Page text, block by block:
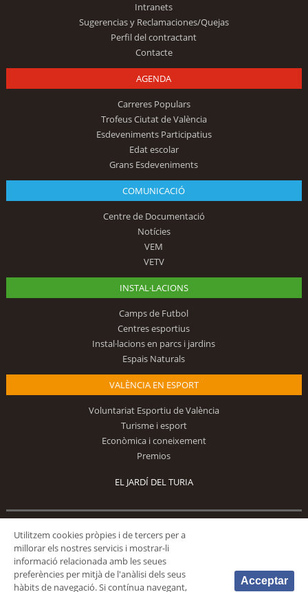
Intranets
Sugerencias y Reclamaciones/Quejas
Perfil del contractant
Contacte
AGENDA
Carreres Populars
Trofeus Ciutat de València
Esdeveniments Participatius
Edat escolar
Grans Esdeveniments
COMUNICACIÓ
Centre de Documentació
Notícies
VEM
VETV
INSTAL·LACIONS
Camps de Futbol
Centres esportius
Instal·lacions en parcs i jardins
Espais Naturals
VALÈNCIA EN ESPORT
Voluntariat Esportiu de València
Turisme i esport
Econòmica i coneixement
Premios
EL JARDÍ DEL TURIA
Utilitzem cookies pròpies i de tercers per a
millorar els nostres servicis i mostrar-li
informació relacionada amb les seues
preferències per mitjà de l'anàlisi dels seus
hàbits de navegació. Si contínua navegant,
Acceptar